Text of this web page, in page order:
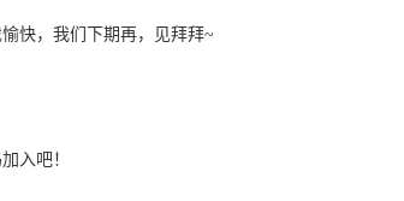
快，我们下期再，见拜拜~
入吧！